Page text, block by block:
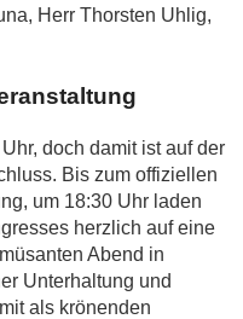
Herr Thorsten Uhlig,
doch damit ist auf der
Bis zum offiziellen
um 18:30 Uhr laden
herzlich auf eine
Abend in
Unterhaltung und
als krönenden